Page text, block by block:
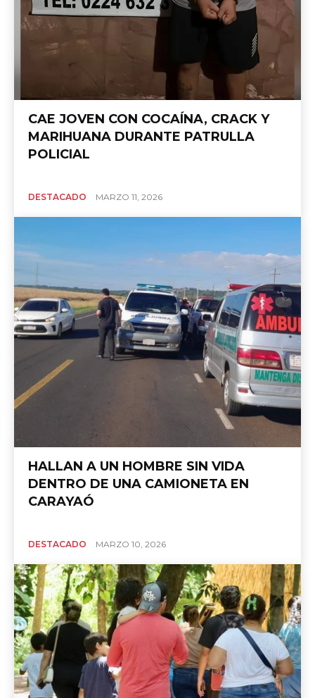
CAE JOVEN CON COCAÍNA, CRACK Y
MARIHUANA DURANTE PATRULLA
POLICIAL
DESTACADO MARZO 11, 2026
HALLAN A UN HOMBRE SIN VIDA
DENTRO DE UNA CAMIONETA EN
CARAYAÓ
DESTACADO MARZO 10, 2026